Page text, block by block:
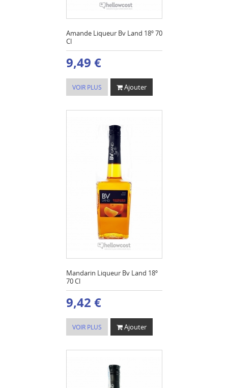
Amande Liqueur Bv Land 18º 70
Cl
9,49 €
VOIR PLUS Ajouter
Mandarin Liqueur Bv Land 18º
70 Cl
9,42 €
VOIR PLUS Ajouter